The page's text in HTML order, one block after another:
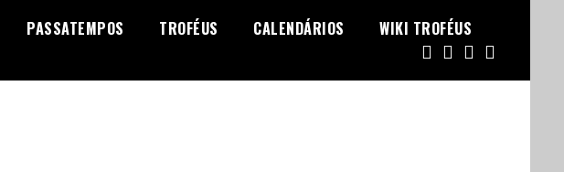
PASSATEMPOS TROFÉUS CALENDÁRIOS WIKI TROFÉUS